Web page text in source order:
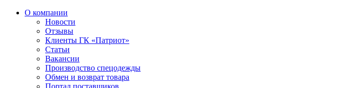
О компании
Новости
Отзывы
Клиенты ГК «Патриот»
Статьи
Вакансии
Производство спецодежды
Обмен и возврат товара
Портал поставщиков